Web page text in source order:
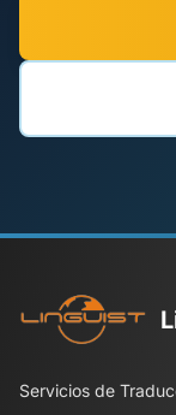
Servicios de